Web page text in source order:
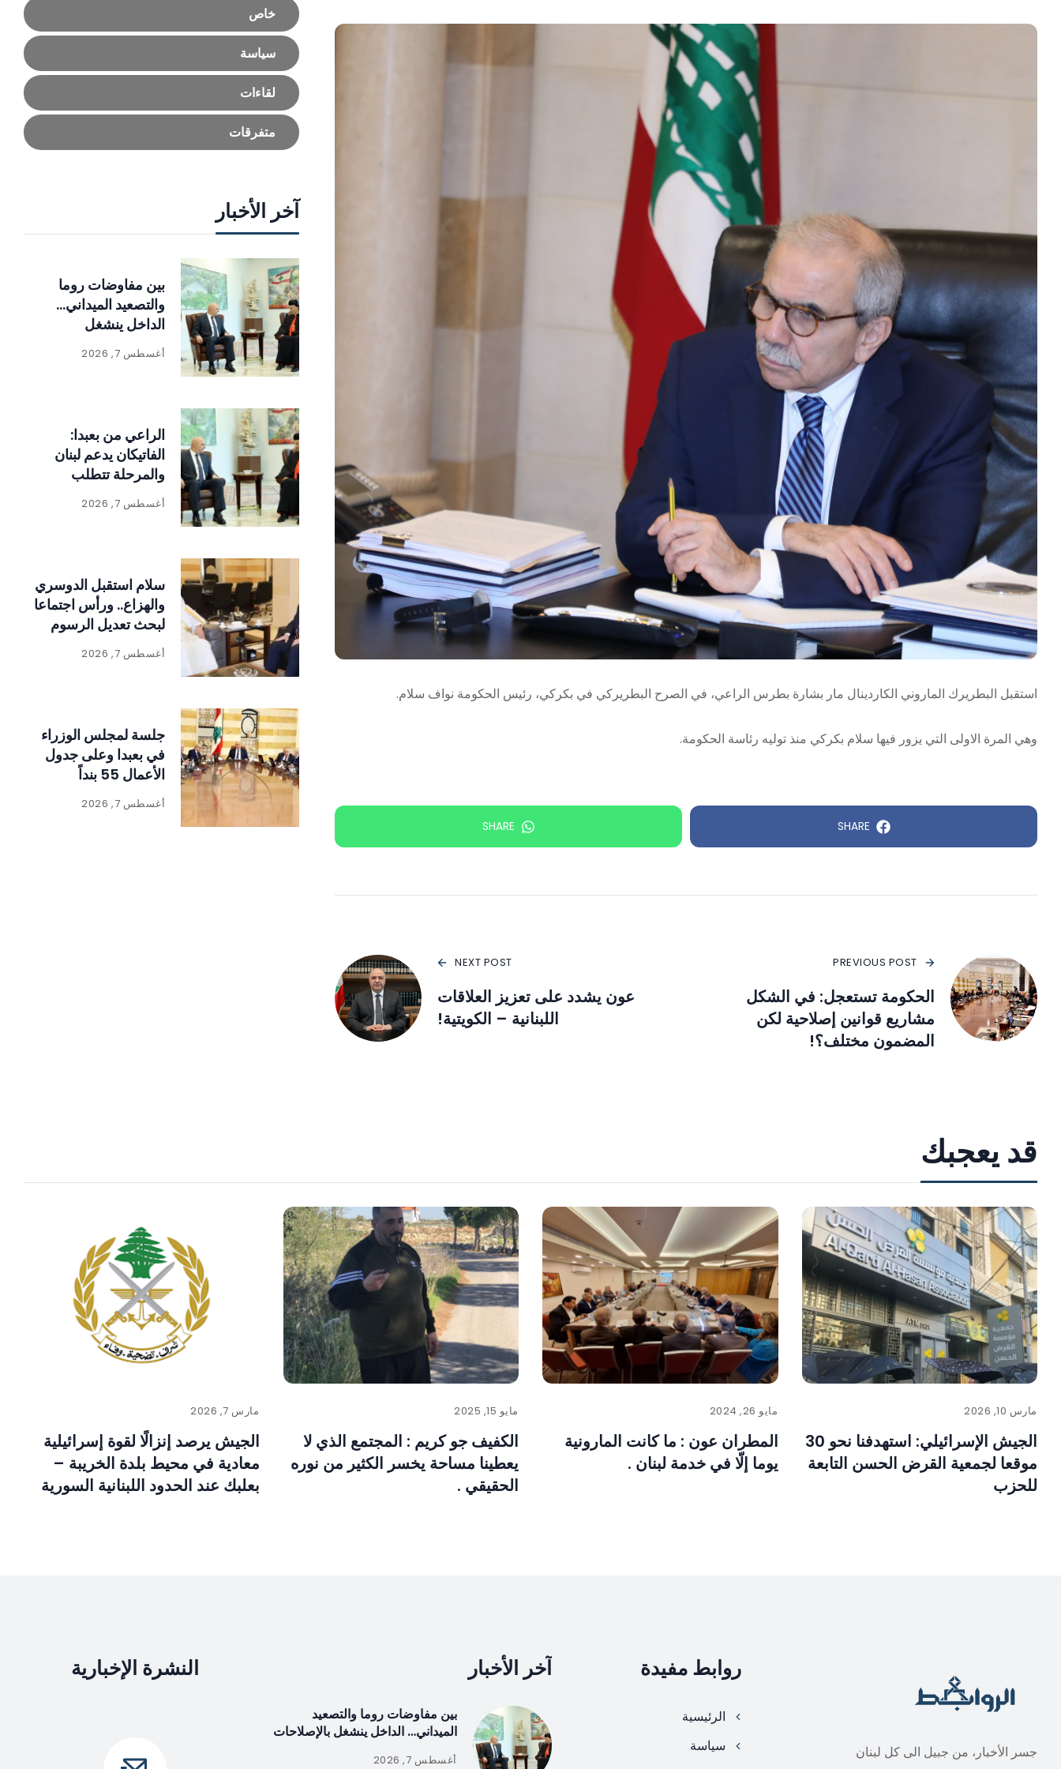
استقبل البطريرك الماروني الكاردينال مار بشارة بطرس الراعي، في الصرح البطريركي في بكركي، رئيس الحكومة نواف سلام.
وهي المرة الاولى التي يزور فيها سلام بكركي منذ توليه رئاسة الحكومة.
SHARE
SHARE
PREVIOUS POST
الحكومة تستعجل: في الشكل
مشاريع قوانين إصلاحية لكن
المضمون مختلف؟!
NEXT POST
عون يشدد على تعزيز العلاقات
اللبنانية – الكويتية!
خاص
سياسة
لقاءات
متفرقات
آخر الأخبار
بين مفاوضات روما
والتصعيد الميداني…
الداخل ينشغل
بالإصلاحات
أغسطس 7, 2026
الراعي من بعبدا:
الفاتيكان يدعم لبنان
والمرحلة تتطلب
الالتفاف حول الدولة
ومؤسساتها
أغسطس 7, 2026
سلام استقبل الدوسري
والهزاع.. ورأس اجتماعا
لبحث تعديل الرسوم
على المواد المنتجة
للنفايات
أغسطس 7, 2026
جلسة لمجلس الوزراء
في بعبدا وعلى جدول
الأعمال 55 بنداً
أغسطس 7, 2026
قد يعجبك
مارس 10, 2026
الجيش الإسرائيلي: استهدفنا نحو 30
موقعا لجمعية القرض الحسن التابعة
للحزب
مايو 26, 2024
المطران عون : ما كانت المارونية
يوما إلّا في خدمة لبنان .
مايو 15, 2025
الكفيف جو كريم : المجتمع الذي لا
يعطينا مساحة يخسر الكثير من نوره
الحقيقي .
مارس 7, 2026
الجيش يرصد إنزالًا لقوة إسرائيلية
معادية في محيط بلدة الخريبة –
بعلبك عند الحدود اللبنانية السورية
جسر الأخبار، من جبيل الى كل لبنان
روابط مفيدة
الرئيسية
سياسة
آخر الأخبار
بين مفاوضات روما والتصعيد
الميداني… الداخل ينشغل بالإصلاحات
أغسطس 7, 2026
النشرة الإخبارية